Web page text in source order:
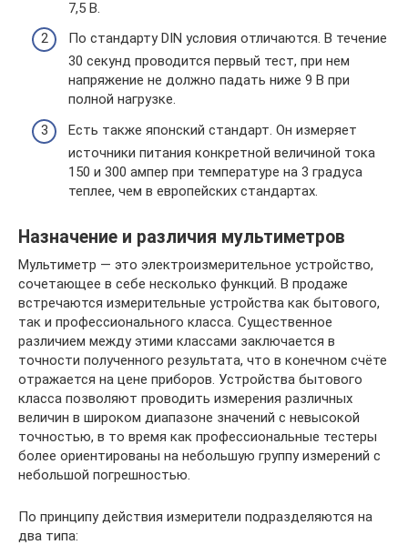
7,5 В.
По стандарту DIN условия отличаются. В течение
30 секунд проводится первый тест, при нем
напряжение не должно падать ниже 9 В при
полной нагрузке.
Есть также японский стандарт. Он измеряет
источники питания конкретной величиной тока
150 и 300 ампер при температуре на 3 градуса
теплее, чем в европейских стандартах.
Назначение и различия мультиметров
Мультиметр — это электроизмерительное устройство,
сочетающее в себе несколько функций. В продаже
встречаются измерительные устройства как бытового,
так и профессионального класса. Существенное
различием между этими классами заключается в
точности полученного результата, что в конечном счёте
отражается на цене приборов. Устройства бытового
класса позволяют проводить измерения различных
величин в широком диапазоне значений с невысокой
точностью, в то время как профессиональные тестеры
более ориентированы на небольшую группу измерений с
небольшой погрешностью.
По принципу действия измерители подразделяются на
два типа: